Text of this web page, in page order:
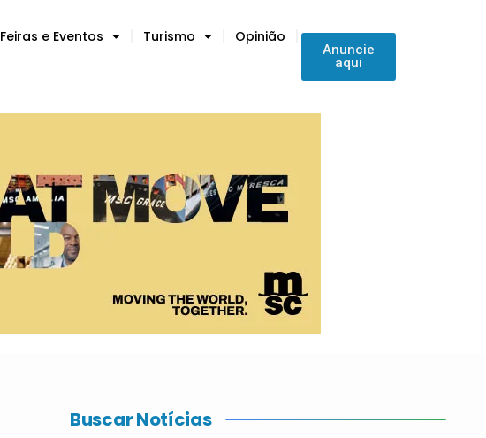
Feiras e Eventos Turismo Opinião
Anuncie
aqui
Buscar Notícias